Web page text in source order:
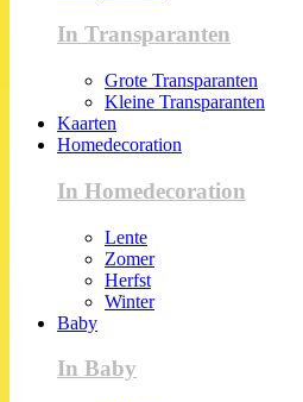
In Transparanten
Grote Transparanten
Kleine Transparanten
Kaarten
Homedecoration
In Homedecoration
Lente
Zomer
Herfst
Winter
Baby
In Baby